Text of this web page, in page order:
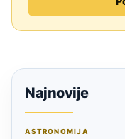
Najnovije
ASTRONOMIJA